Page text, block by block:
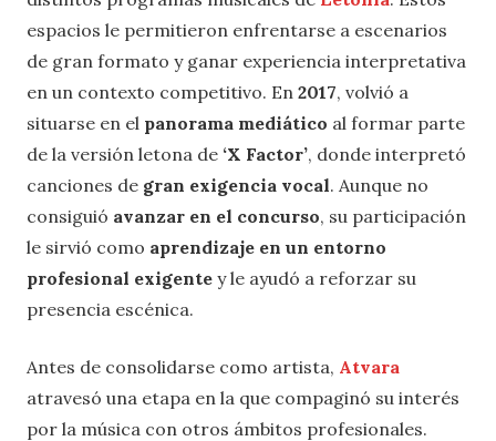
espacios le permitieron enfrentarse a escenarios
de gran formato y ganar experiencia interpretativa
en un contexto competitivo. En 2017, volvió a
situarse en el panorama mediático al formar parte
de la versión letona de ‘X Factor’, donde interpretó
canciones de gran exigencia vocal. Aunque no
consiguió avanzar en el concurso, su participación
le sirvió como aprendizaje en un entorno
profesional exigente y le ayudó a reforzar su
presencia escénica.
Antes de consolidarse como artista, Atvara
atravesó una etapa en la que compaginó su interés
por la música con otros ámbitos profesionales.